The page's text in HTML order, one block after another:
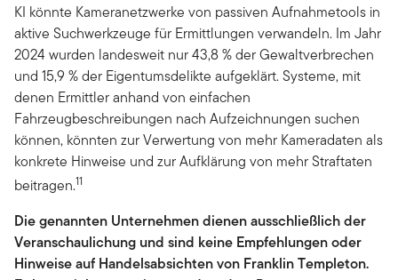
KI könnte Kameranetzwerke von passiven Aufnahmetools in
aktive Suchwerkzeuge für Ermittlungen verwandeln. Im Jahr
2024 wurden landesweit nur 43,8 % der Gewaltverbrechen
und 15,9 % der Eigentumsdelikte aufgeklärt. Systeme, mit
denen Ermittler anhand von einfachen
Fahrzeugbeschreibungen nach Aufzeichnungen suchen
können, könnten zur Verwertung von mehr Kameradaten als
konkrete Hinweise und zur Aufklärung von mehr Straftaten
beitragen.11
Die genannten Unternehmen dienen ausschließlich der
Veranschaulichung und sind keine Empfehlungen oder
Hinweise auf Handelsabsichten von Franklin Templeton.